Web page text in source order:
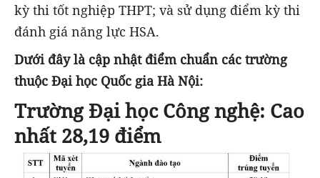
kỳ thi tốt nghiệp THPT; và sử dụng điểm kỳ thi
đánh giá năng lực HSA.
Dưới đây là cập nhật điểm chuẩn các trường
thuộc Đại học Quốc gia Hà Nội:
Trường Đại học Công nghệ: Cao
nhất 28,19 điểm